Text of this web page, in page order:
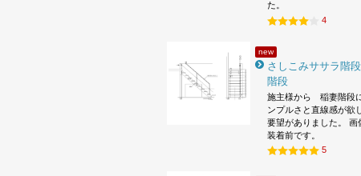
た。
4
new
さしこみササラ階段
階段
施主様から 稲妻階段
ンプルさと直線感が
要望がありました。 画
装着前です。
5